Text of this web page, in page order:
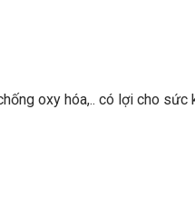
oxy hóa,.. có lợi cho sức